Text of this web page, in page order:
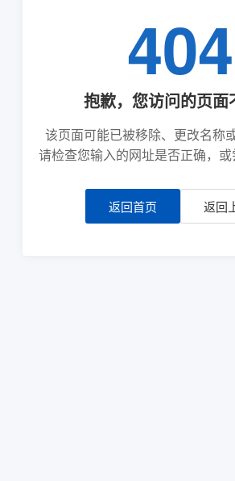
404
抱歉，您访问的页面
该页面可能已被移除、更改名称
请检查您输入的网址是否正确，或
返回首页 返回